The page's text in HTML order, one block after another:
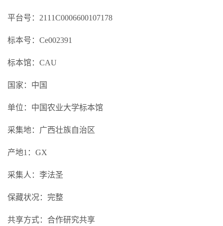
平台号：2111C0006600107178
标本号：Ce002391
标本馆：CAU
国家：中国
单位：中国农业大学标本馆
采集地：广西壮族自治区
产地1：GX
采集人：李法圣
保藏状况：完整
共享方式：合作研究共享